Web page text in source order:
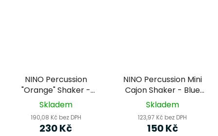
NINO Percussion
"Orange" Shaker -
Orange NINO598
Skladem
190,08 Kč bez DPH
230 Kč
NINO Percussion Mini
Cajon Shaker - Blue
NINO955B
Skladem
123,97 Kč bez DPH
150 Kč